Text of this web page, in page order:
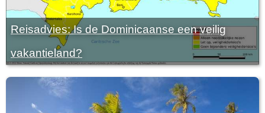
Reisadvies: Is de Dominicaanse een veilig
vakantieland?